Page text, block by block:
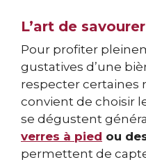
L’art de
Pour profiter
gustatives d’une
respecter certaines
convient de choisir
se dégustent
verres à pied ou
permettent de